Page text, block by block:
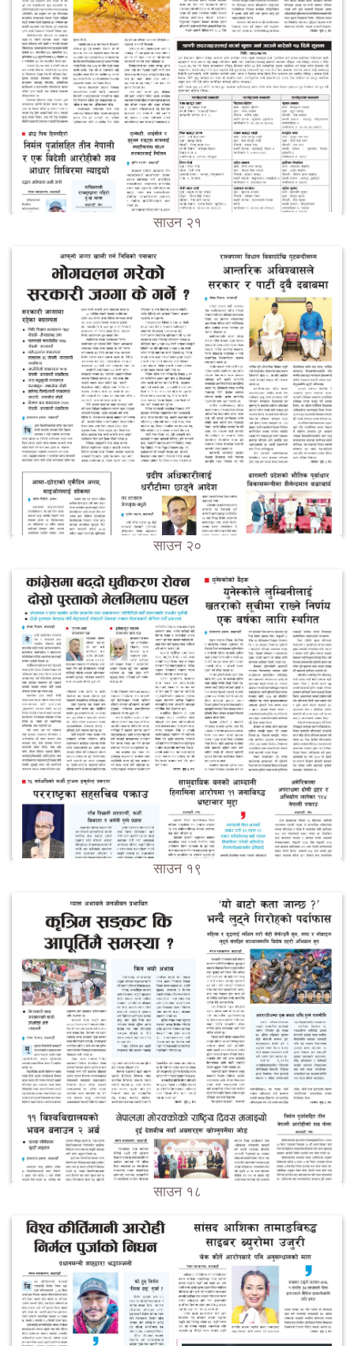
साउन २१
साउन २०
साउन १९
साउन १८